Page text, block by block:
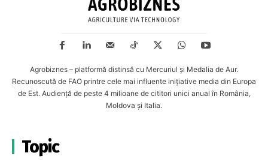
Agrobiznes – platformă distinsă cu Mercuriul și Medalia de Aur.
Recunoscută de FAO printre cele mai influente inițiative media din Europa
de Est. Audiență de peste 4 milioane de cititori unici anual în România,
Moldova și Italia.
Topic